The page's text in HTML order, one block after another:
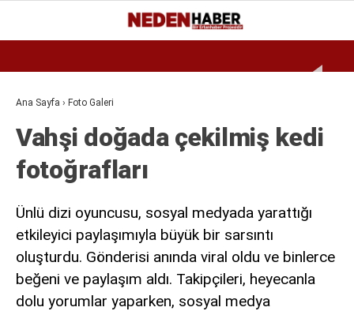
27.4
BURSA
EKONOMI
BIYOGRAFI
MAGAZIN
SIYASET
Ana Sayfa › Foto Galeri
Vahşi doğada çekilmiş kedi
fotoğrafları
Ünlü dizi oyuncusu, sosyal medyada yarattığı
etkileyici paylaşımıyla büyük bir sarsıntı
oluşturdu. Gönderisi anında viral oldu ve binlerce
beğeni ve paylaşım aldı. Takipçileri, heyecanla
dolu yorumlar yaparken, sosyal medya